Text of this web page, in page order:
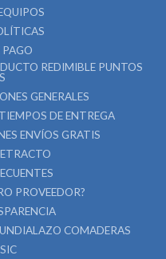
PAGO
REDIMIBLE PUNTOS
GENERALES
DE ENTREGA
ENVÍOS GRATIS
PROVEEDOR?
COMADERAS